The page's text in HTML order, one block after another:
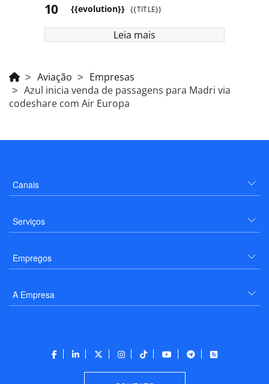
{{evolution}} {{TITLE}}
Leia mais
Aviação
Empresas
Azul inicia venda de passagens para Madri via
codeshare com Air Europa
Canais
Serviços
Empregos
A Empresa